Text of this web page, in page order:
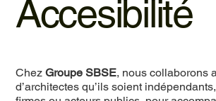
Accesibilité
Chez Groupe SBSE, nous collaborons
d’architectes qu’ils soient indépendants,